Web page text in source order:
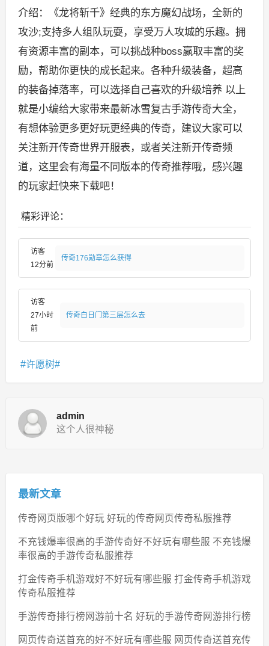
介绍：《龙将斩千》经典的东方魔幻战场，全新的
攻沙;支持多人组队玩耍，享受万人攻城的乐趣。拥
有资源丰富的副本，可以挑战种boss赢取丰富的奖
励，帮助你更快的成长起来。各种升级装备，超高
的装备掉落率，可以选择自己喜欢的升级培养 以上
就是小编给大家带来最新冰雪复古手游传奇大全，
有想体验更多更好玩更经典的传奇，建议大家可以
关注新开传奇世界开服表，或者关注新开传奇频
道，这里会有海量不同版本的传奇推荐哦，感兴趣
的玩家赶快来下载吧！
精彩评论：
访客
12分前
传奇176勋章怎么获得
访客
27小时
前
传奇白日门第三层怎么去
许愿树
admin
这个人很神秘
最新文章
传奇网页版哪个好玩 好玩的传奇网页传奇私服推荐
不充钱爆率很高的手游传奇好不好玩有哪些服 不充钱爆
率很高的手游传奇私服推荐
打金传奇手机游戏好不好玩有哪些服 打金传奇手机游戏
传奇私服推荐
手游传奇排行榜网游前十名 好玩的手游传奇网游排行榜
网页传奇送首充的好不好玩有哪些服 网页传奇送首充传